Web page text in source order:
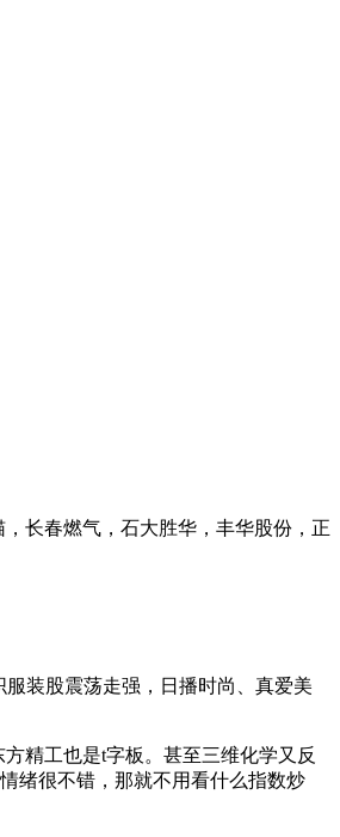
长春燃气，石大胜华，丰华股份，正
装股震荡走强，日播时尚、真爱美
精工也是t字板。甚至三维化学又反
绪很不错，那就不用看什么指数炒